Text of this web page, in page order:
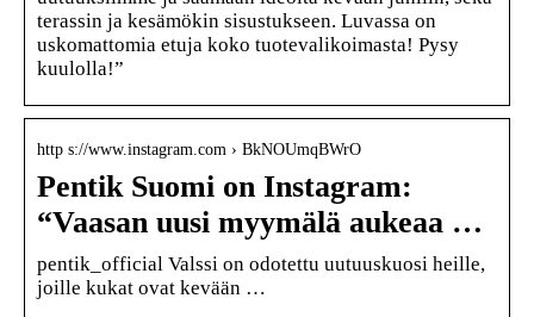
terassin ja kesämökin sisustukseen. Luvassa on
uskomattomia etuja koko tuotevalikoimasta! Pysy
kuulolla!”
http s://www.instagram.com › BkNOUmqBWrO
Pentik Suomi on Instagram:
“Vaasan uusi myymälä aukeaa …
pentik_official Valssi on odotettu uutuuskuosi heille,
joille kukat ovat kevään …